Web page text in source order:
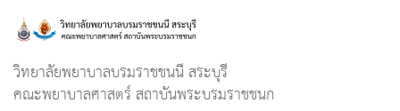
วิทยาลัยพยาบาลบรมราชชนนี สระบุรี
คณะพยาบาลศาสตร์ สถาบันพระบรมราชชนก